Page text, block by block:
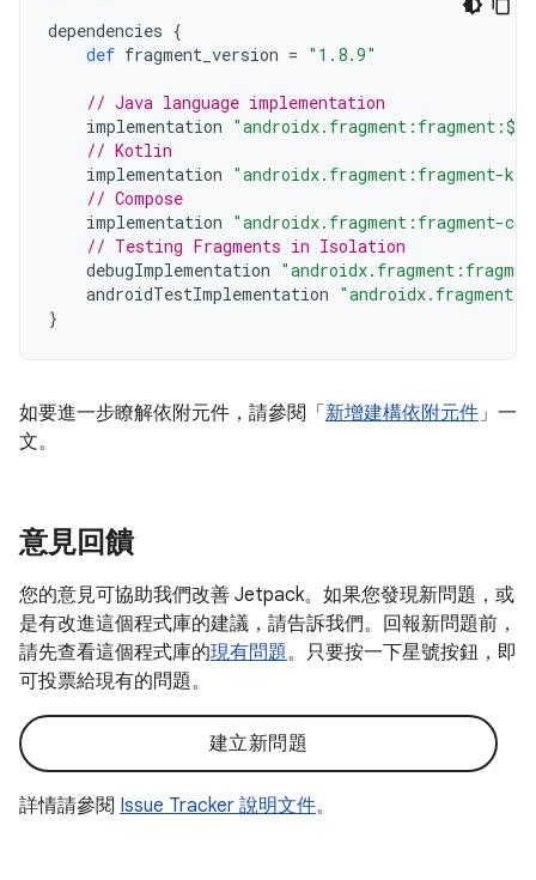
dependencies {
def fragment_version = "1.8.9"
// Java language implementation
implementation
// Kotlin
implementation "androidx.fragment:fragment-
// Compose
implementation "androidx.fragment:fragment-
// Testing Fragments in Isolation
debugImplementation
androidTestImplementation
}
如要進一步瞭解依附元件，請參閱「 新增建構依附元件」一
文。
意見回饋
您的意見可協助我們改善 Jetpack。如果您發現新問題，或
是有改進這個程式庫的建議，請告訴我們。回報新問題前，
請先查看這個程式庫的現有問題。只要按一下星號按鈕，即
可投票給現有的問題。
建立新問題
詳情請參閱 Issue Tracker 說明文件。